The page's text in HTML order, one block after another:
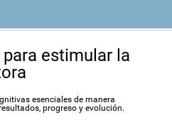
estimular la
esenciales de manera
progreso y evolución.